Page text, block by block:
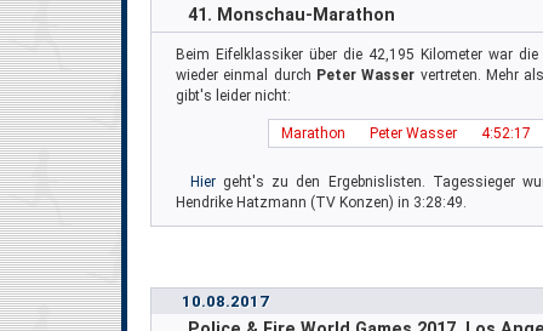
41. Monschau-Marathon
Beim Eifelklassiker über die 42,195 Kilometer war
wieder einmal durch Peter Wasser vertreten. Mehr
gibt's leider nicht:
Marathon Peter Wasser 4:52:17
Hier geht's zu den Ergebnislisten. Tagessieger
Hendrike Hatzmann (TV Konzen) in 3:28:49.
10.08.2017